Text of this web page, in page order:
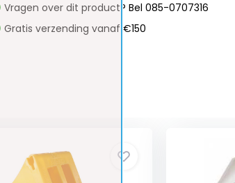
Vragen over dit product? Bel 085-0707316
Gratis verzending vanaf €150